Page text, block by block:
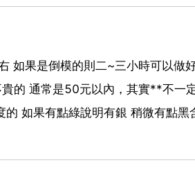
如果是倒模的則二~三小時可以做
的 通常是50元以內，其實**不一
如果有點綠說明有銀 稍微有點黑